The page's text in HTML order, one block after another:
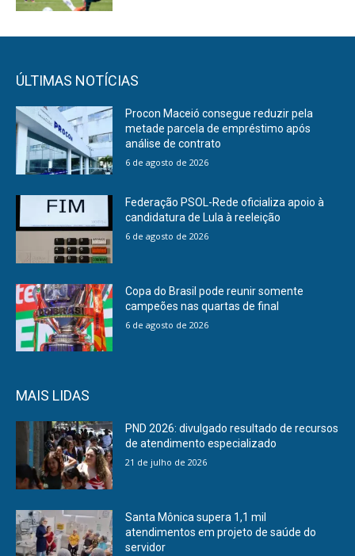
ÚLTIMAS NOTÍCIAS
Procon Maceió consegue reduzir pela
metade parcela de empréstimo após
análise de contrato
6 de agosto de 2026
Federação PSOL-Rede oficializa apoio à
candidatura de Lula à reeleição
6 de agosto de 2026
Copa do Brasil pode reunir somente
campeões nas quartas de final
6 de agosto de 2026
MAIS LIDAS
PND 2026: divulgado resultado de recursos
de atendimento especializado
21 de julho de 2026
Santa Mônica supera 1,1 mil
atendimentos em projeto de saúde do
servidor